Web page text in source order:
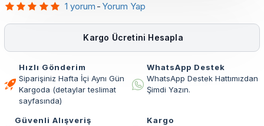
1 yorum - Yorum Yap
Kargo Ücretini Hesapla
Hızlı Gönderim
Siparişiniz Hafta İçi Aynı Gün
Kargoda (detaylar teslimat
sayfasında)
WhatsApp Destek
WhatsApp Destek Hattımızdan
Şimdi Yazın.
Güvenli Alışveriş
Kargo